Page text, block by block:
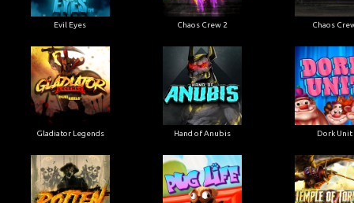
Evil Eyes Chaos Crew 2 Chaos
Gladiator Legends Hand of Anubis Dork Unit